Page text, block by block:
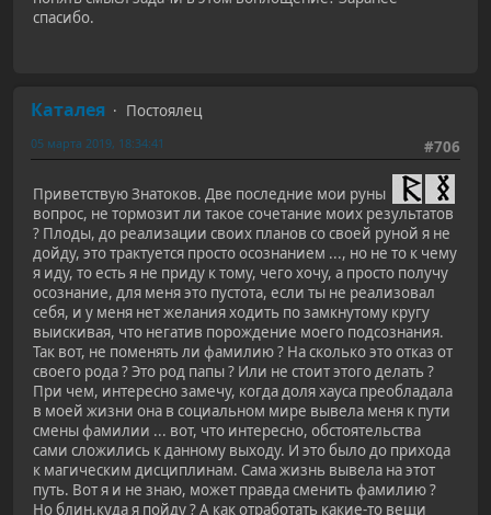
спасибо.
Каталея
Постоялец
#706
05 марта 2019, 18:34:41
Приветствую Знатоков. Две последние мои руны
вопрос, не тормозит ли такое сочетание моих результатов
? Плоды, до реализации своих планов со своей руной я не
дойду, это трактуется просто осознанием ..., но не то к чему
я иду, то есть я не приду к тому, чего хочу, а просто получу
осознание, для меня это пустота, если ты не реализовал
себя, и у меня нет желания ходить по замкнутому кругу
выискивая, что негатив порождение моего подсознания.
Так вот, не поменять ли фамилию ? На сколько это отказ от
своего рода ? Это род папы ? Или не стоит этого делать ?
При чем, интересно замечу, когда доля хауса преобладала
в моей жизни она в социальном мире вывела меня к пути
смены фамилии ... вот, что интересно, обстоятельства
сами сложились к данному выходу. И это было до прихода
к магическим дисциплинам. Сама жизнь вывела на этот
путь. Вот я и не знаю, может правда сменить фамилию ?
Но блин,куда я пойду ? А как отработать какие-то вещи